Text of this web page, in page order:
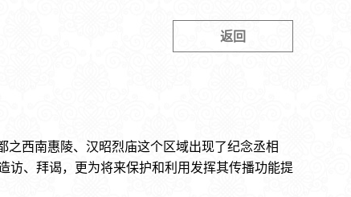
返回
西南惠陵、汉昭烈庙这个区域出现了纪念丞相
访、拜谒，更为将来保护和利用发挥其传播功能提